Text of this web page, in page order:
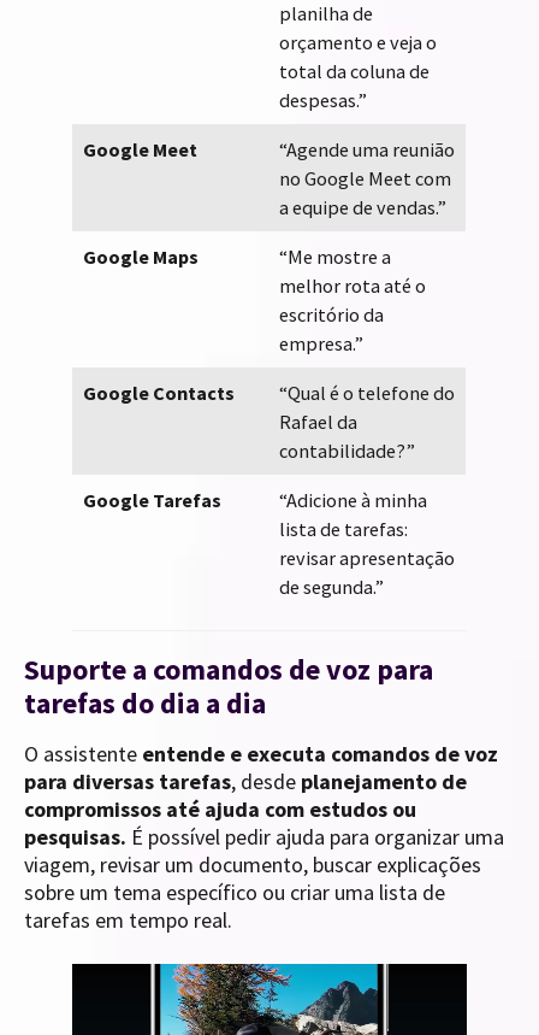
planilha de
orçamento e veja o
total da coluna de
despesas.”
Google Meet
“Agende uma reunião
no Google Meet com
a equipe de vendas.”
Google Maps
“Me mostre a
melhor rota até o
escritório da
empresa.”
Google Contacts
“Qual é o telefone do
Rafael da
contabilidade?”
Google Tarefas
“Adicione à minha
lista de tarefas:
revisar apresentação
de segunda.”
Suporte a comandos de voz para
tarefas do dia a dia
O assistente entende e executa comandos de voz
para diversas tarefas, desde planejamento de
compromissos até ajuda com estudos ou
pesquisas. É possível pedir ajuda para organizar uma
viagem, revisar um documento, buscar explicações
sobre um tema específico ou criar uma lista de
tarefas em tempo real.